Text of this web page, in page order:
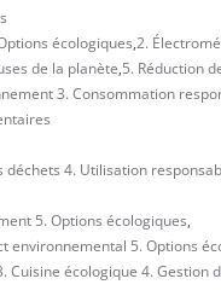
écologiques,2.
de la planète,5. Réduction
3. Consommation
4. Utilisation
5. Options écologiques,
environnemental 5. Options
écologique 4. Gestion